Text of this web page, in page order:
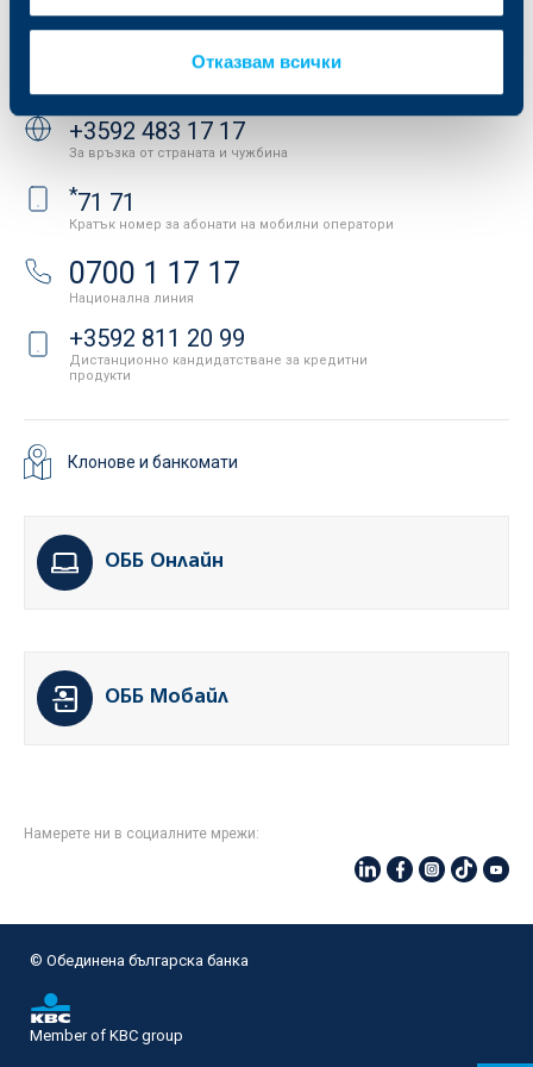
Отказвам всички
Контакти
API портал за разработчици
Свържете се с нас
+3592 483 17 17
За връзка от страната и чужбина
*71 71
Кратък номер за абонати на мобилни оператори
0700 1 17 17
Национална линия
+3592 811 20 99
Дистанционно кандидатстване за кредитни
продукти
Клонове и банкомати
ОББ Онлайн
ОББ Мобайл
Намерете ни в социалните мрежи:
© Oбединена българска банка
Member of KBC group